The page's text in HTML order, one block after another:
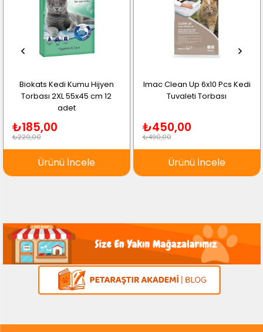
Biokats Kedi Kumu Hijyen
Torbası 2XL 55x45 cm 12
adet
₺185,00
₺220,00
Ürünü İncele
Imac Clean Up 6x10 Pcs Kedi
Tuvaleti Torbası
₺450,00
₺490,00
Ürünü İncele